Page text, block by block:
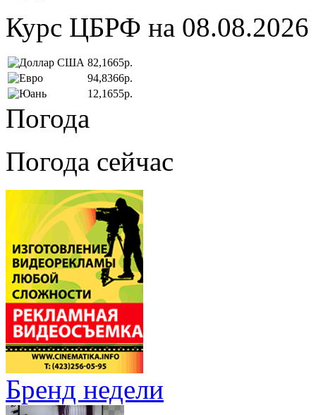
Курс ЦБРФ на 08.08.2026
82,1665р.
94,8366р.
12,1655р.
Погода
Погода сейчас
Бренд недели